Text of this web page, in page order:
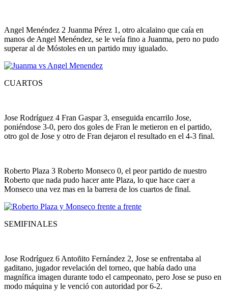
Angel Menéndez 2 Juanma Pérez 1, otro alcalaino que caía en
manos de Angel Menéndez, se le veía fino a Juanma, pero no pudo
superar al de Móstoles en un partido muy igualado.
CUARTOS
Jose Rodríguez 4 Fran Gaspar 3, enseguida encarrilo Jose,
poniéndose 3-0, pero dos goles de Fran le metieron en el partido,
otro gol de Jose y otro de Fran dejaron el resultado en el 4-3 final.
Roberto Plaza 3 Roberto Monseco 0, el peor partido de nuestro
Roberto que nada pudo hacer ante Plaza, lo que hace caer a
Monseco una vez mas en la barrera de los cuartos de final.
SEMIFINALES
Jose Rodríguez 6 Antoñito Fernández 2, Jose se enfrentaba al
gaditano, jugador revelación del torneo, que había dado una
magnífica imagen durante todo el campeonato, pero Jose se puso en
modo máquina y le venció con autoridad por 6-2.